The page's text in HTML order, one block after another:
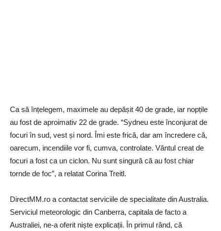
Ca să înțelegem, maximele au depășit 40 de grade, iar nopțile
au fost de aproimativ 22 de grade. “Sydneu este înconjurat de
focuri în sud, vest și nord. Îmi este frică, dar am încredere că,
oarecum, incendiile vor fi, cumva, controlate. Vântul creat de
focuri a fost ca un ciclon. Nu sunt singură că au fost chiar
tornde de foc”, a relatat Corina Treitl.
DirectMM.ro a contactat serviciile de specialitate din Australia.
Serviciul meteorologic din Canberra, capitala de facto a
Australiei, ne-a oferit niște explicații. În primul rând, că